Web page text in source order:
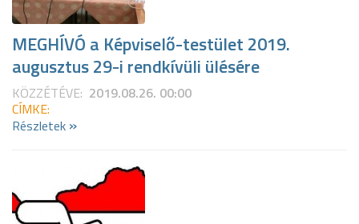
MEGHÍVÓ a Képviselő-testület 2019.
augusztus 29-i rendkívüli ülésére
KÖZZÉTÉVE: 2019.08.26. 00:00
CÍMKE:
Részletek »